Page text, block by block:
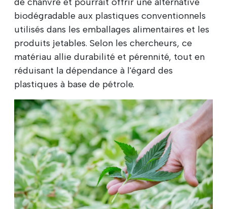
biodégradable aux plastiques conventionnels
utilisés dans les emballages alimentaires et les
produits jetables. Selon les chercheurs, ce
matériau allie durabilité et pérennité, tout en
réduisant la dépendance à l'égard des
plastiques à base de pétrole.